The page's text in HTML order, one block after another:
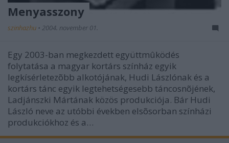
Menyasszony
szinhazhu • 2004. november 01.
Egy 2003-ban megkezdett együttmûködés
folytatása a magyar kortárs színház egyik
legkísérletezõbb alkotójának, Hudi Lászlónak és a
kortárs tánc egyik legtehetségesebb táncosnõjének,
Ladjánszki Mártának közös produkciója. Bár Hudi
László neve az utóbbi években elsõsorban színházi
produkciókhoz és a…